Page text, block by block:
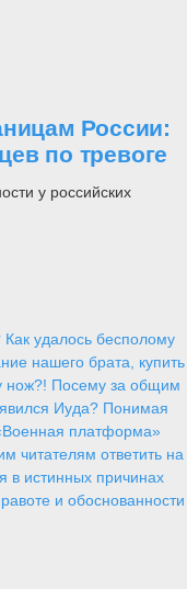
России:
по тревоге
у российских
удалось бесполому
нашего брата, купить
нож?! Посему за общим
Иуда? Понимая
платформа»
читателям ответить на
в истинных причинах
и обоснованности